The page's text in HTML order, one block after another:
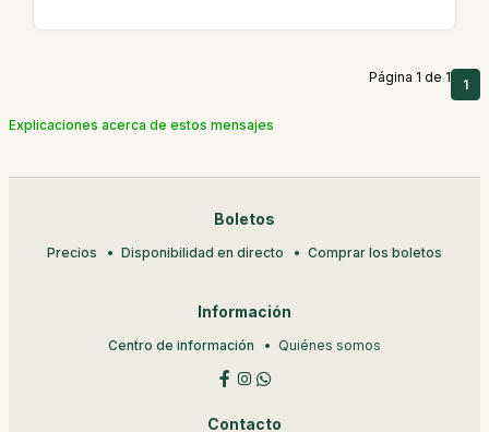
Página 1 de 1 1
Explicaciones acerca de estos mensajes
Boletos
Precios Disponibilidad en directo Comprar los boletos
Información
Centro de información Quiénes somos
Contacto